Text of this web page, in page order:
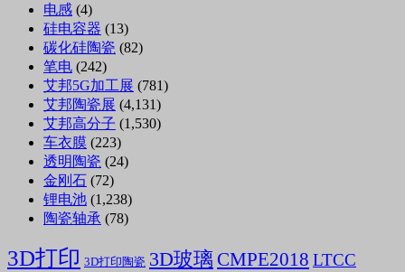
电感 (4)
硅电容器 (13)
碳化硅陶瓷 (82)
笔电 (242)
艾邦5G加工展 (781)
艾邦陶瓷展 (4,131)
艾邦高分子 (1,530)
车衣膜 (223)
透明陶瓷 (24)
金刚石 (72)
锂电池 (1,238)
陶瓷轴承 (78)
3D打印 3D打印陶瓷 3D玻璃 CMPE2018 LTCC